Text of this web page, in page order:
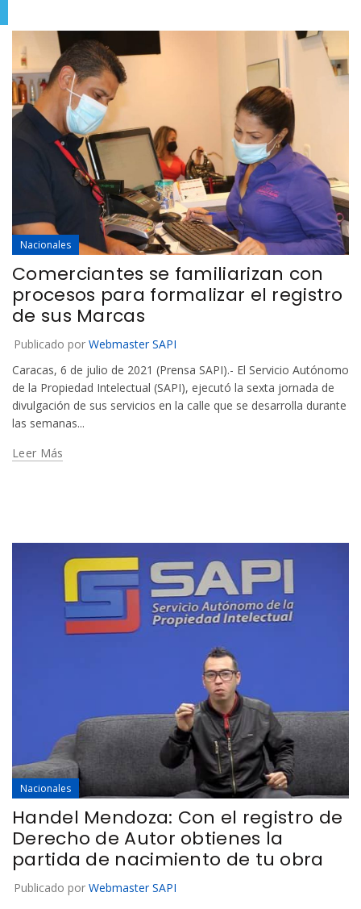
Nacionales
Comerciantes se familiarizan con
procesos para formalizar el registro
de sus Marcas
Publicado por Webmaster SAPI
Caracas, 6 de julio de 2021 (Prensa SAPI).- El Servicio Autónomo
de la Propiedad Intelectual (SAPI), ejecutó la sexta jornada de
divulgación de sus servicios en la calle que se desarrolla durante
las semanas...
Leer Más
Nacionales
Handel Mendoza: Con el registro de
Derecho de Autor obtienes la
partida de nacimiento de tu obra
Publicado por Webmaster SAPI